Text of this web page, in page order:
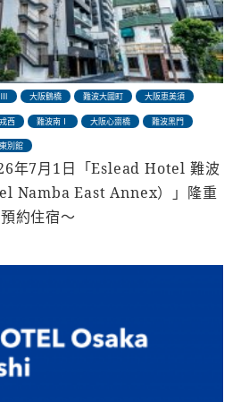
Ⅲ 大阪鶴橋 難波大國町 大阪恵美須
西 難波南Ⅰ 大阪心齋橋 難波黑門
別館
年7月1日「Eslead Hotel 難波
Namba East Annex）」隆重
約住宿〜